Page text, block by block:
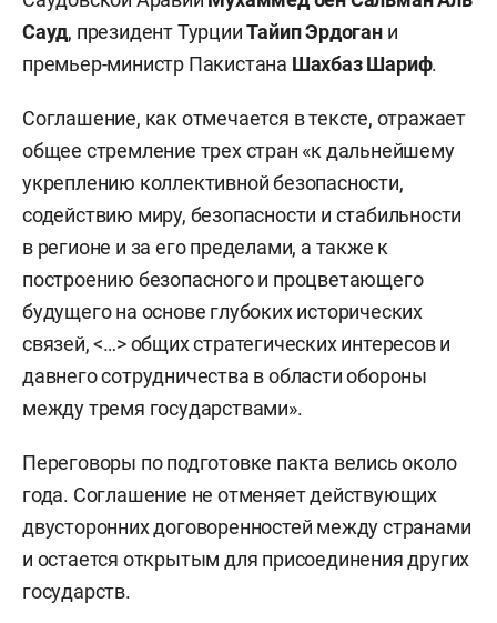
Сауд, президент ТурцииТайип Эрдогани
премьер-министр Пакистана Шахбаз Шариф.
Соглашение, как отмечается в тексте, отражает
общее стремление трех стран «к дальнейшему
укреплению коллективной безопасности,
содействию миру, безопасности и стабильности
в регионе и за его пределами, а также к
построению безопасного и процветающего
будущего на основе глубоких исторических
связей, <…> общих стратегических интересов и
давнего сотрудничества в области обороны
между тремя государствами».
Переговоры по подготовке пакта велись около
года. Соглашение не отменяет действующих
двусторонних договоренностей между странами
и остается открытым для присоединения других
государств.